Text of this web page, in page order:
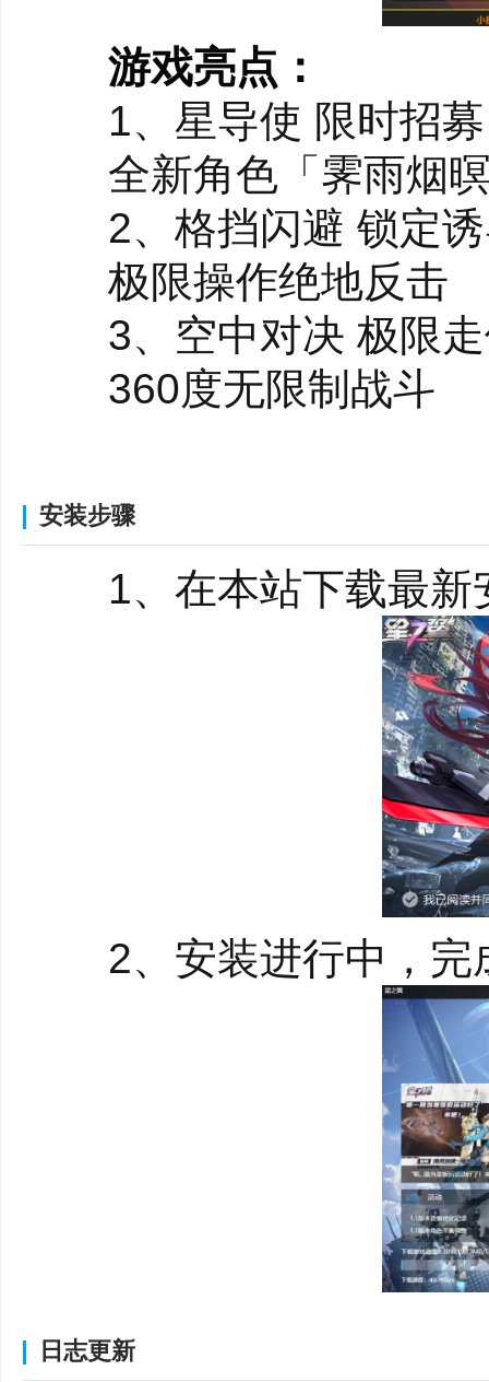
游戏亮点：
1、星导使 限时招募
全新角色「霁雨烟暝
2、格挡闪避 锁定诱
极限操作绝地反击
3、空中对决 极限走
360度无限制战斗
枪炮利刃 畅爽连招
5、好友开黑 策略战
2V2组队快节奏对战
游戏新角色介绍：
霁雨烟暝【晴霓】
来自东州的行商，对
是为了监视保护秋雨和
照顾她们的同时也在利
小恶魔【咲迦】
没人知道她来自哪里
动。穿梭在诸多城邦之
力，也收留了很多无家
【经典GVG格斗操
射击格斗连击、冲刺
GVG战斗系统全部还原
安装步骤
1、在本站下载最新
2、安装进行中，完
日志更新